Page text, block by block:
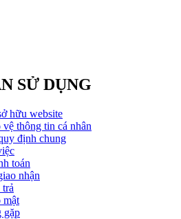
SỬ DỤNG
hữu website
thông tin cá nhân
định chung
toán
nhận
mật
gặp